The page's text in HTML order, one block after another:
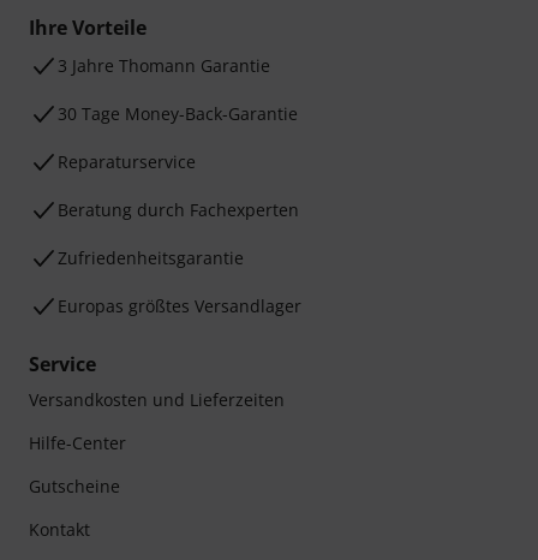
Ihre Vorteile
3 Jahre Thomann Garantie
30 Tage Money-Back-Garantie
Reparaturservice
Beratung durch Fachexperten
Zufriedenheitsgarantie
Europas größtes Versandlager
Service
Versandkosten und Lieferzeiten
Hilfe-Center
Gutscheine
Kontakt